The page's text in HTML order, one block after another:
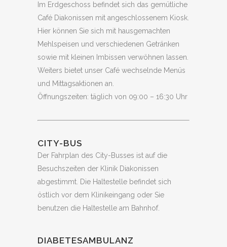
Im Erdgeschoss befindet sich das gemütliche
Café Diakonissen mit angeschlossenem Kiosk.
Hier können Sie sich mit hausgemachten
Mehlspeisen und verschiedenen Getränken
sowie mit kleinen Imbissen verwöhnen lassen.
Weiters bietet unser Café wechselnde Menüs
und Mittagsaktionen an.
Öffnungszeiten: täglich von 09:00 – 16:30 Uhr
CITY-BUS
Der Fahrplan des City-Busses ist auf die
Besuchszeiten der Klinik Diakonissen
abgestimmt. Die Haltestelle befindet sich
östlich vor dem Klinikeingang oder Sie
benutzen die Haltestelle am Bahnhof.
DIABETESAMBULANZ